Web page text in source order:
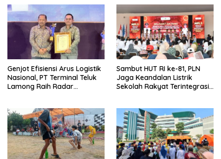
Genjot Efisiensi Arus Logistik
Nasional, PT Terminal Teluk
Lamong Raih Radar
Sambut HUT RI ke-81, PLN
Jaga Keandalan Listrik
Sekolah Rakyat Terintegrasi 1